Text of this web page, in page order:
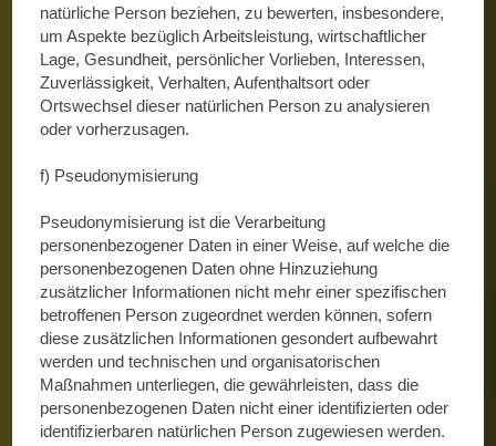
natürliche Person beziehen, zu bewerten, insbesondere,
um Aspekte bezüglich Arbeitsleistung, wirtschaftlicher
Lage, Gesundheit, persönlicher Vorlieben, Interessen,
Zuverlässigkeit, Verhalten, Aufenthaltsort oder
Ortswechsel dieser natürlichen Person zu analysieren
oder vorherzusagen.
f) Pseudonymisierung
Pseudonymisierung ist die Verarbeitung
personenbezogener Daten in einer Weise, auf welche die
personenbezogenen Daten ohne Hinzuziehung
zusätzlicher Informationen nicht mehr einer spezifischen
betroffenen Person zugeordnet werden können, sofern
diese zusätzlichen Informationen gesondert aufbewahrt
werden und technischen und organisatorischen
Maßnahmen unterliegen, die gewährleisten, dass die
personenbezogenen Daten nicht einer identifizierten oder
identifizierbaren natürlichen Person zugewiesen werden.